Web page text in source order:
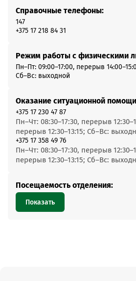
Справочные телефоны:
147
+375 17 218 84 31
Режим работы с физическими
Пн–Пт: 09:00–17:00, перерыв
Сб–Вс: выходной
Оказание ситуационной
+375 17 230 47 87
Пн–Чт: 08:30–17:30, перерыв
перерыв 12:30–13:15; Сб–Вс:
+375 17 358 49 76
Пн–Чт: 08:30–17:30, перерыв
перерыв 12:30–13:15; Сб–Вс:
Посещаемость отделения:
Показать